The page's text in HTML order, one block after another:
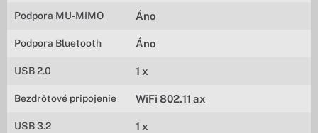
Podpora MU-MIMO Áno
Podpora Bluetooth Áno
USB 2.0 1 x
Bezdrôtové pripojenie WiFi 802.11 ax
USB 3.2 1 x